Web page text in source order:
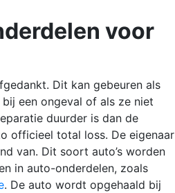
voor
Dit kan gebeuren als
een ongeval of als ze niet
duurder is dan de
officieel total loss. De eigenaar
van. Dit soort auto’s worden
in auto-onderdelen, zoals
. De auto wordt opgehaald bij